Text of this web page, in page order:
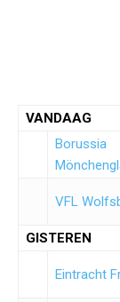
VANDAAG
Borussia
VFL
GISTEREN
Eintracht